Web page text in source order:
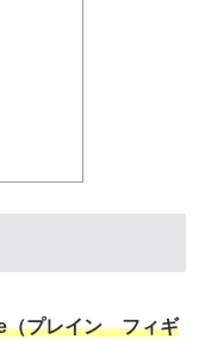
（プレイン フィギ